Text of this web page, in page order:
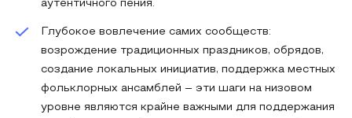
аутентичного пения.
Глубокое вовлечение самих сообществ:
возрождение традиционных праздников, обрядов,
создание локальных инициатив, поддержка местных
фольклорных ансамблей – эти шаги на низовом
уровне являются крайне важными для поддержания